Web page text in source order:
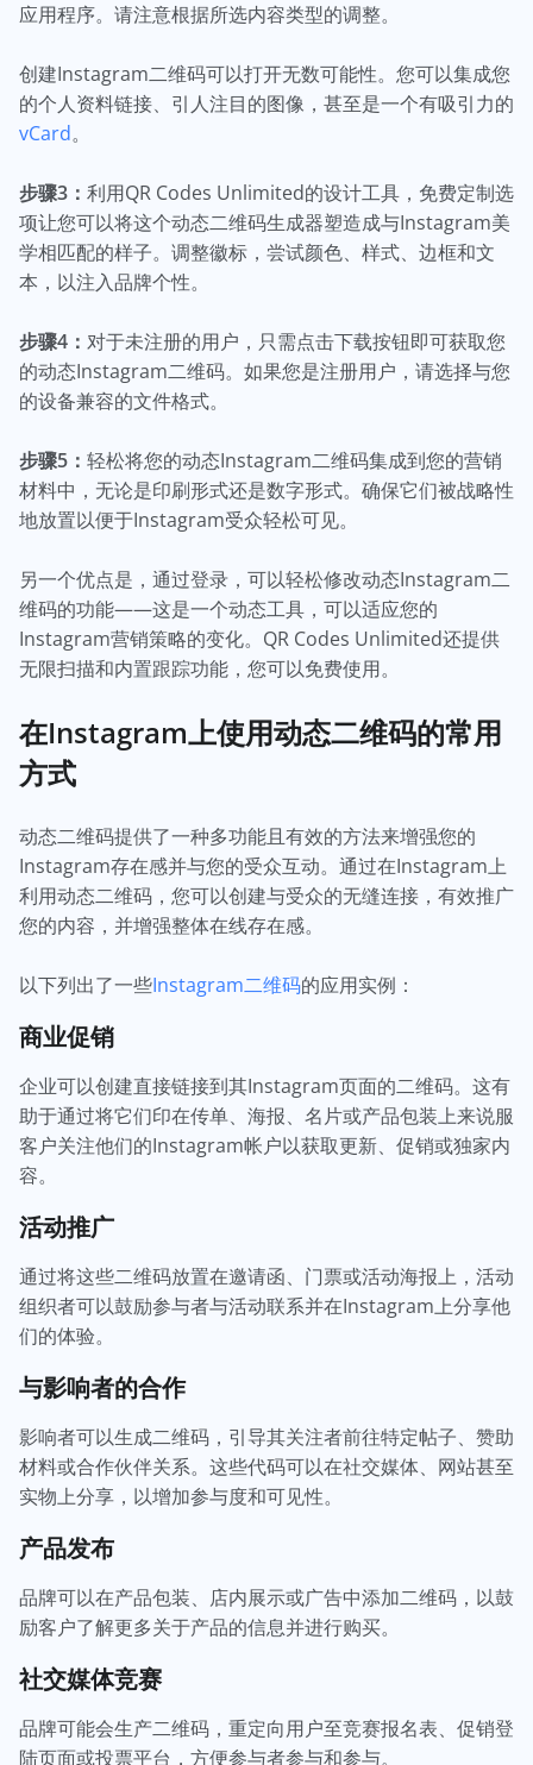
应用程序。请注意根据所选内容类型的调整。
创建Instagram二维码可以打开无数可能性。您可以集成您
的个人资料链接、引人注目的图像，甚至是一个有吸引力的
vCard。
步骤3： 利用QR Codes Unlimited的设计工具，免费定制选
项让您可以将这个动态二维码生成器塑造成与Instagram美
学相匹配的样子。调整徽标，尝试颜色、样式、边框和文
本，以注入品牌个性。
步骤4： 对于未注册的用户，只需点击下载按钮即可获取您
的动态Instagram二维码。如果您是注册用户，请选择与您
的设备兼容的文件格式。
步骤5： 轻松将您的动态Instagram二维码集成到您的营销
材料中，无论是印刷形式还是数字形式。确保它们被战略性
地放置以便于Instagram受众轻松可见。
另一个优点是，通过登录，可以轻松修改动态Instagram二
维码的功能——这是一个动态工具，可以适应您的
Instagram营销策略的变化。QR Codes Unlimited还提供
无限扫描和内置跟踪功能，您可以免费使用。
在Instagram上使用动态二维码的常用
方式
动态二维码提供了一种多功能且有效的方法来增强您的
Instagram存在感并与您的受众互动。通过在Instagram上
利用动态二维码，您可以创建与受众的无缝连接，有效推广
您的内容，并增强整体在线存在感。
以下列出了一些Instagram二维码的应用实例：
商业促销
企业可以创建直接链接到其Instagram页面的二维码。这有
助于通过将它们印在传单、海报、名片或产品包装上来说服
客户关注他们的Instagram帐户以获取更新、促销或独家内
容。
活动推广
通过将这些二维码放置在邀请函、门票或活动海报上，活动
组织者可以鼓励参与者与活动联系并在Instagram上分享他
们的体验。
与影响者的合作
影响者可以生成二维码，引导其关注者前往特定帖子、赞助
材料或合作伙伴关系。这些代码可以在社交媒体、网站甚至
实物上分享，以增加参与度和可见性。
产品发布
品牌可以在产品包装、店内展示或广告中添加二维码，以鼓
励客户了解更多关于产品的信息并进行购买。
社交媒体竞赛
品牌可能会生产二维码，重定向用户至竞赛报名表、促销登
陆页面或投票平台，方便参与者参与和参与。